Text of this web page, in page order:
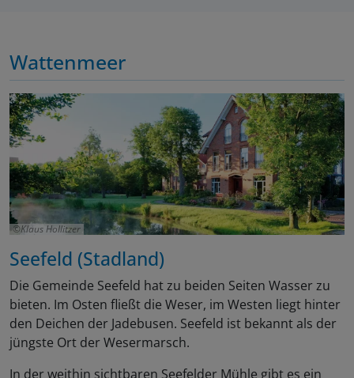
Wattenmeer
Klaus Hollitzer
Seefeld (Stadland)
Die Gemeinde Seefeld hat zu beiden Seiten Wasser zu
bieten. Im Osten fließt die Weser, im Westen liegt hinter
den Deichen der Jadebusen. Seefeld ist bekannt als der
jüngste Ort der Wesermarsch.
In der weithin sichtbaren Seefelder Mühle gibt es ein